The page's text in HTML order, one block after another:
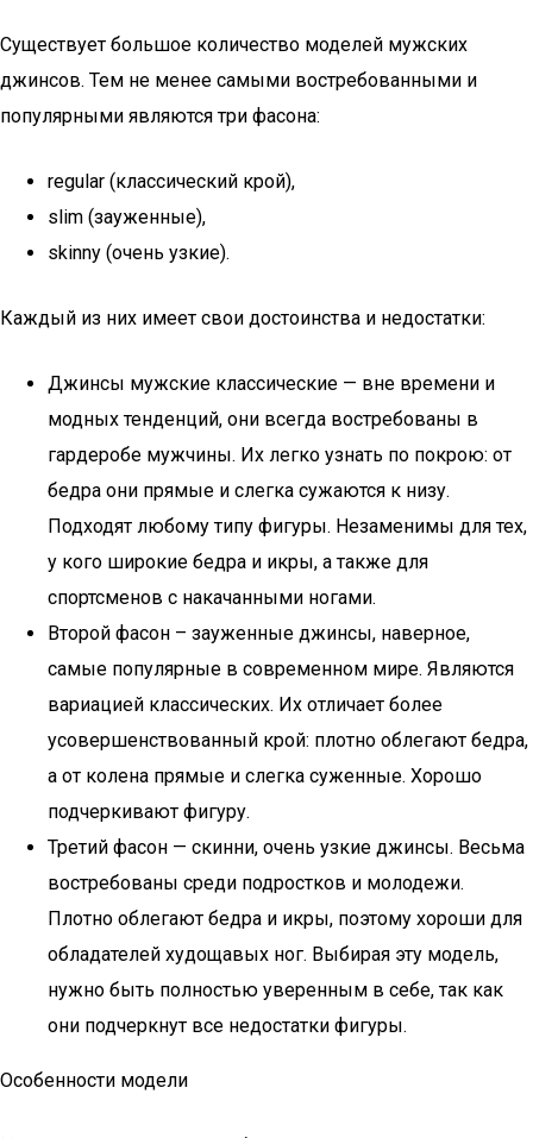
Существует большое количество моделей мужских
джинсов. Тем не менее самыми востребованными и
популярными являются три фасона:
regular (классический крой),
slim (зауженные),
skinny (очень узкие).
Каждый из них имеет свои достоинства и недостатки:
Джинсы мужские классические — вне времени и
модных тенденций, они всегда востребованы в
гардеробе мужчины. Их легко узнать по покрою: от
бедра они прямые и слегка сужаются к низу.
Подходят любому типу фигуры. Незаменимы для тех,
у кого широкие бедра и икры, а также для
спортсменов с накачанными ногами.
Второй фасон – зауженные джинсы, наверное,
самые популярные в современном мире. Являются
вариацией классических. Их отличает более
усовершенствованный крой: плотно облегают бедра,
а от колена прямые и слегка суженные. Хорошо
подчеркивают фигуру.
Третий фасон — скинни, очень узкие джинсы. Весьма
востребованы среди подростков и молодежи.
Плотно облегают бедра и икры, поэтому хороши для
обладателей худощавых ног. Выбирая эту модель,
нужно быть полностью уверенным в себе, так как
они подчеркнут все недостатки фигуры.
Особенности модели